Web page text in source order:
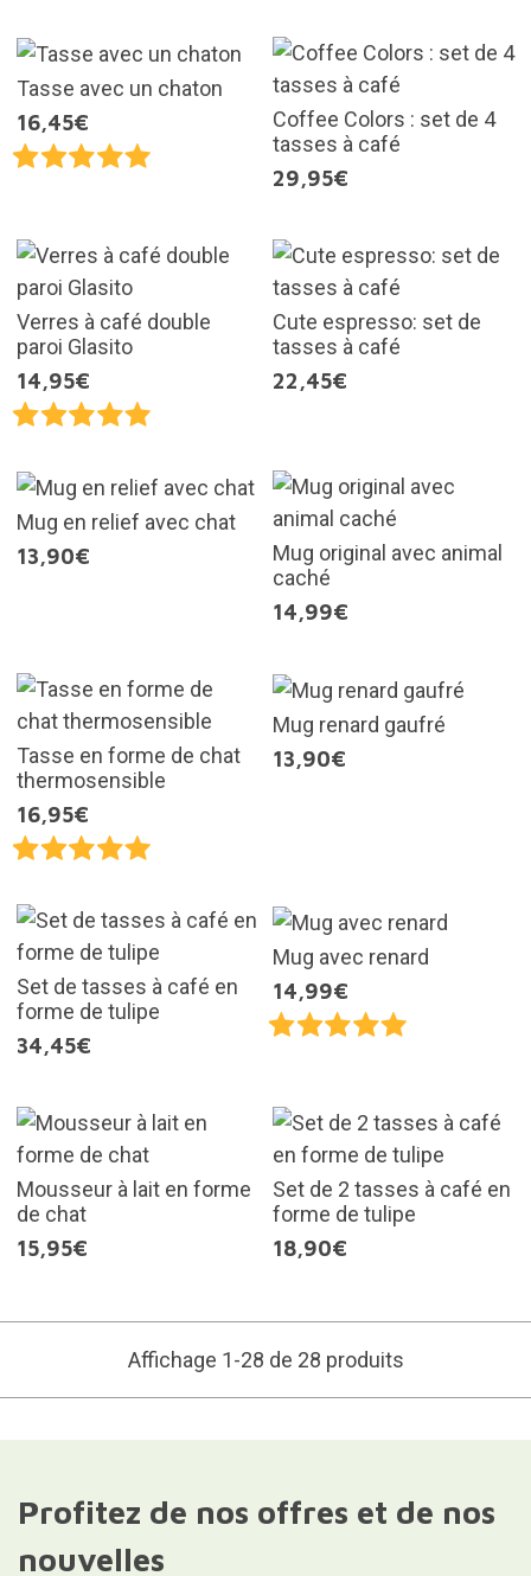
Tasse avec un chaton
16,45€
Coffee Colors : set de 4
tasses à café
29,95€
Verres à café double
paroi Glasito
14,95€
Cute espresso: set de
tasses à café
22,45€
Mug en relief avec chat
13,90€
Mug original avec animal
caché
14,99€
Tasse en forme de chat
thermosensible
16,95€
Mug renard gaufré
13,90€
Set de tasses à café en
forme de tulipe
34,45€
Mug avec renard
14,99€
Mousseur à lait en forme
de chat
15,95€
Set de 2 tasses à café en
forme de tulipe
18,90€
Affichage 1-28 de 28 produits
Profitez de nos offres et de nos
nouvelles